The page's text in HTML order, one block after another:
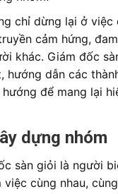
chỉ dừng lại ở việc
cảm hứng,
khác. Giám đốc
hướng dẫn các
để mang lại
dựng nhóm
sàn giỏi là người
việc cùng nhau,